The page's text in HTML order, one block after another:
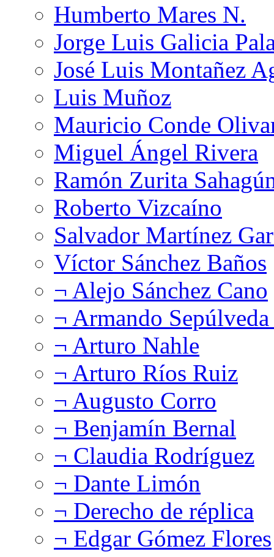
Humberto Mares N.
Jorge Luis Galicia
José Luis Montañez
Luis Muñoz
Mauricio Conde
Miguel Ángel Rivera
Ramón Zurita
Roberto Vizcaíno
Salvador Martínez
Víctor Sánchez Baños
¬ Alejo Sánchez Cano
¬ Armando
¬ Arturo Nahle
¬ Arturo Ríos Ruiz
¬ Augusto Corro
¬ Benjamín Bernal
¬ Claudia Rodríguez
¬ Dante Limón
¬ Derecho de réplica
¬ Edgar Gómez Flores